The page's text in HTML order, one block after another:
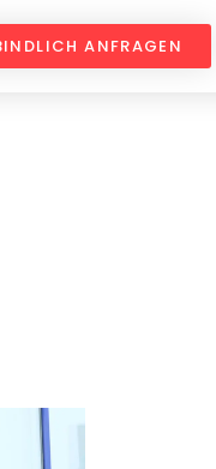
ANFRAGEN